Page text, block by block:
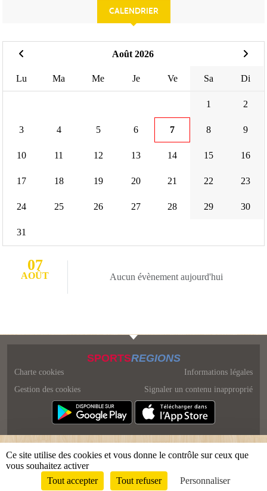
CALENDRIER
Août 2026
Lu Ma Me Je Ve Sa Di
1 2
3 4 5 6 7 8 9
10 11 12 13 14 15 16
17 18 19 20 21 22 23
24 25 26 27 28 29 30
31
07
AOÛT Aucun évènement aujourd'hui
SPORTSREGIONS
Charte cookies
Gestion des cookies
Informations légales
Signaler un contenu inapproprié
Envie de participer ? Connexion
Ce site utilise des cookies et vous donne le contrôle sur ceux que
vous souhaitez activer
Tout accepter
Tout refuser Personnaliser